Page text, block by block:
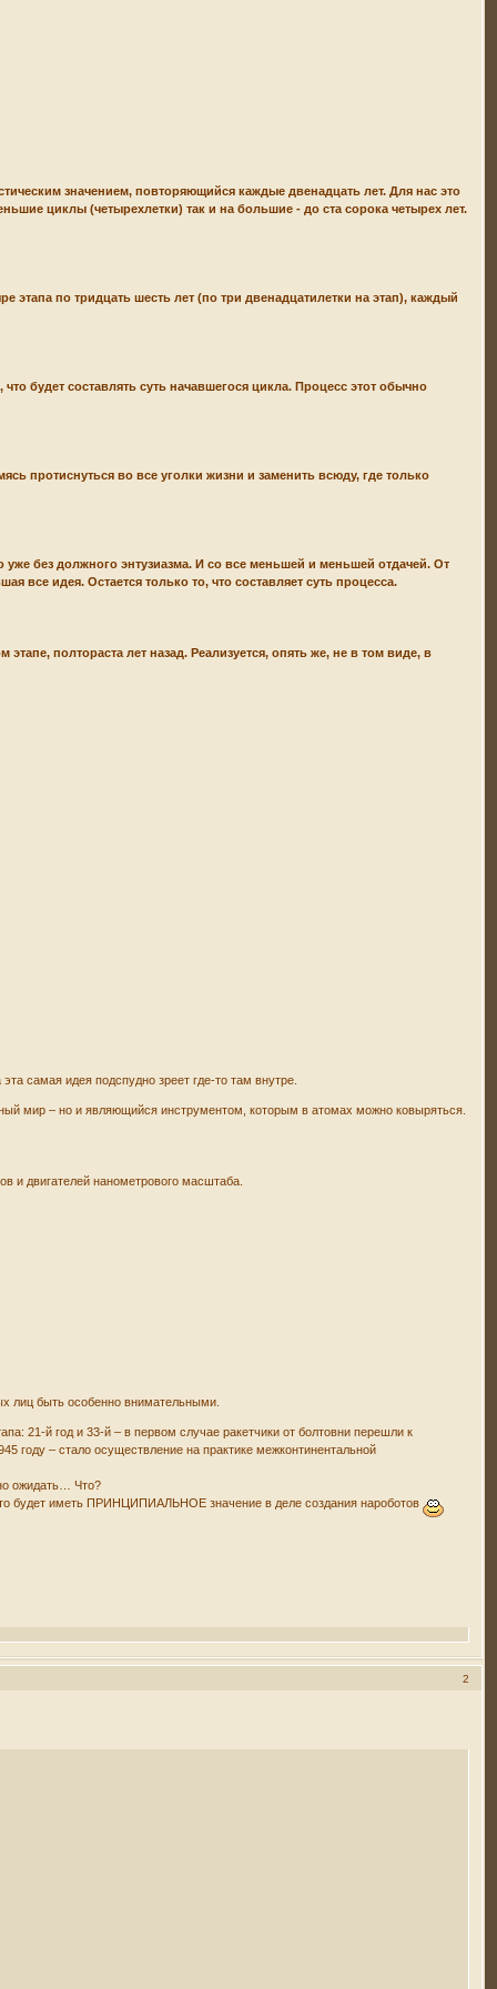
значением, повторяющийся каждые двенадцать лет. Для нас это
циклы (четырехлетки) так и на большие - до ста сорока четырех лет.
этапа по тридцать шесть лет (по три двенадцатилетки на этап), каждый
будет составлять суть начавшегося цикла. Процесс этот обычно
протиснуться во все уголки жизни и заменить всюду, где только
без должного энтузиазма. И со все меньшей и меньшей отдачей. От
все идея. Остается только то, что составляет суть процесса.
полтораста лет назад. Реализуется, опять же, не в том виде, в
самая идея подспудно зреет где-то там внутре.
мир – но и являющийся инструментом, которым в атомах можно ковыряться.
и двигателей нанометрового масштаба.
лиц быть особенно внимательными.
21-й год и 33-й – в первом случае ракетчики от болтовни перешли к
– стало осуществление на практике межконтинентальной
ожидать… Что?
будет иметь ПРИНЦИПИАЛЬНОЕ значение в деле создания нароботов
2